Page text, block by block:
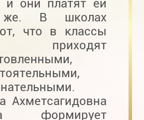
и они платят ей
В школах
что в классы
приходят
Ахметсагидовна
формирует